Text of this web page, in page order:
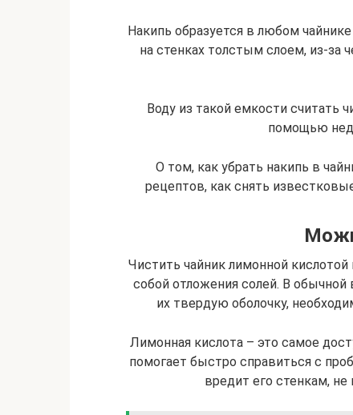
Накипь образуется в любом
на стенках толстым слоем, из-за
Воду из такой емкости считать
помощью
О том, как убрать накипь в
рецептов, как снять
Чистить чайник лимонной
собой отложения солей. В
их твердую оболочку,
Лимонная кислота – это самое
помогает быстро справиться с
вредит его стенкам,